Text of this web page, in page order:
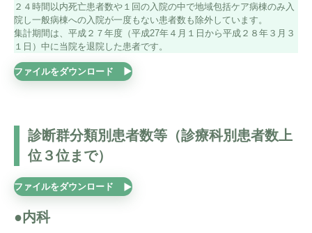
皮膚科
泌尿器科
眼科
２４時間以内死亡患者数や１回の入院の中で地域包括ケア病棟のみ入
院し一般病棟への入院が一度もない患者数も除外しています。
集計期間は、平成２７年度（平成27年４月１日から平成２８年３月３
１日）中に当院を退院した患者です。
ファイルをダウンロード
診断群分類別患者数等（診療科別患者数上
位３位まで）
ファイルをダウンロード
●内科